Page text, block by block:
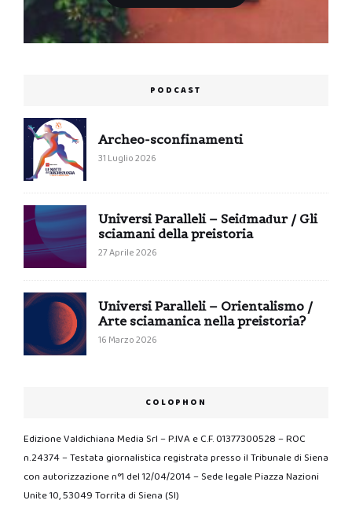
PODCAST
Archeo-sconfinamenti
31 Luglio 2026
Universi Paralleli – Seiđmađur / Gli
sciamani della preistoria
27 Aprile 2026
Universi Paralleli – Orientalismo /
Arte sciamanica nella preistoria?
16 Marzo 2026
COLOPHON
Edizione Valdichiana Media Srl – P.IVA e C.F. 01377300528 – ROC
n.24374 – Testata giornalistica registrata presso il Tribunale di Siena
con autorizzazione n°1 del 12/04/2014 – Sede legale Piazza Nazioni
Unite 10, 53049 Torrita di Siena (SI)